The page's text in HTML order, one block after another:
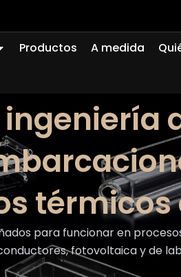
Quartz Glass
Productos A medida
para funcionar en
fotovoltaica y de